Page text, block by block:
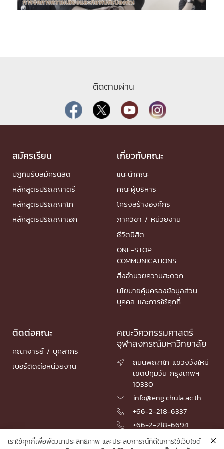
ติดตามผ่าน
สมัครเรียน
ปฏิทินรับสมัครนิสิต
หลักสูตรปริญญาตรี
หลักสูตรปริญญาโท
หลักสูตรปริญญาเอก
เกี่ยวกับคณะ
แนะนำคณะ
คณะผู้บริหาร
โครงสร้างองค์กร
ภาควิชา / หน่วยงาน
ชีวิตนิสิต
ONE-STOP
COMMUNICATIONS
สิ่งอำนวยความสะดวก
นโยบายคุ้มครองข้อมูลส่วน
บุคคล และการใช้คุกกี้
ติดต่อคณะ
คณาจารย์ / บุคลากร
เบอร์ติดต่อหน่วยงาน
คณะวิศวกรรมศาสตร์
จุฬาลงกรณ์มหาวิทยาลัย

ถนนพญาไท แขวงวังใหม่
เขตปทุมวัน กรุงเทพฯ
10330
 info@eng.chula.ac.th
 +66-2-218-6337
 +66-2-218-6694
เราใช้คุกกี้เพื่อพัฒนาประสิทธิภาพ และประสบการณ์ที่ดีในการใช้เว็บไซต์